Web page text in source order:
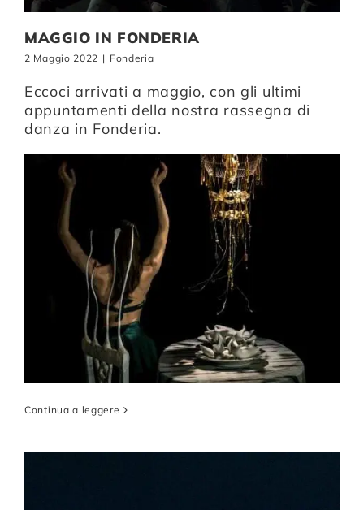
MAGGIO IN FONDERIA
2 Maggio 2022 | Fonderia
Eccoci arrivati a maggio, con gli ultimi
appuntamenti della nostra rassegna di
danza in Fonderia.
Continua a leggere